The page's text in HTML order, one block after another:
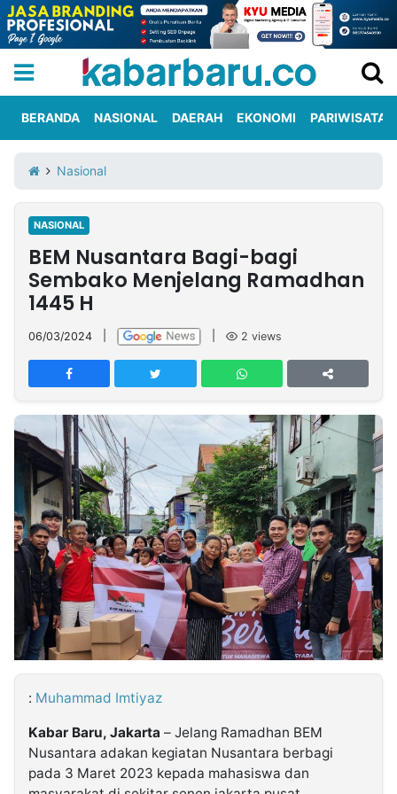
Iklan
Berita
Kami
Nasional
International
Olahraga
Entertainment
Daerah
Pariwisata
Kuliner
Kolom
Network
PT
TREETAN
INDONESIA
Partner
Insight
NTB
Suara
Time
Lens
IDN
Daily
Jogja
Jalan
Rakyat
Idealita
News
Kita
Notice
Radar
Baru
Seedbacklink
Follow
Kabarbaru
BERANDA NASIONAL DAERAH EKONOMI PARIWISATA
Nasional
NASIONAL
BEM Nusantara Bagi-bagi
Sembako Menjelang Ramadhan
1445 H
06/03/2024 2 views
: Muhammad Imtiyaz
Kabar Baru, Jakarta – Jelang Ramadhan BEM
Nusantara adakan kegiatan Nusantara berbagi
pada 3 Maret 2023 kepada mahasiswa dan